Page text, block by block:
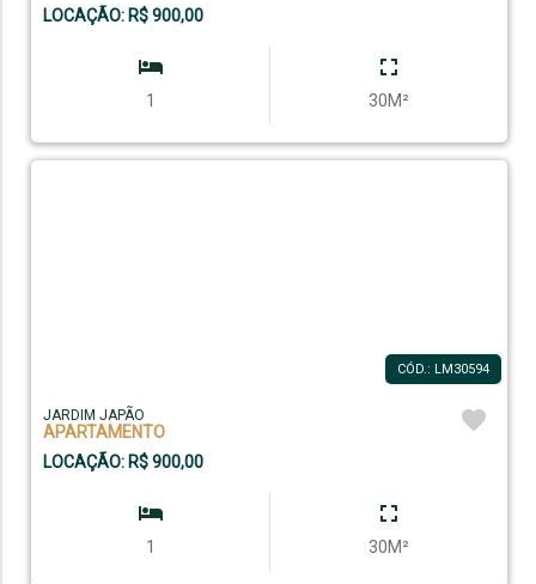
LOCAÇÃO: R$ 900,00
1 30M²
CÓD.: LM30594
JARDIM JAPÃO
APARTAMENTO
LOCAÇÃO: R$ 900,00
1 30M²